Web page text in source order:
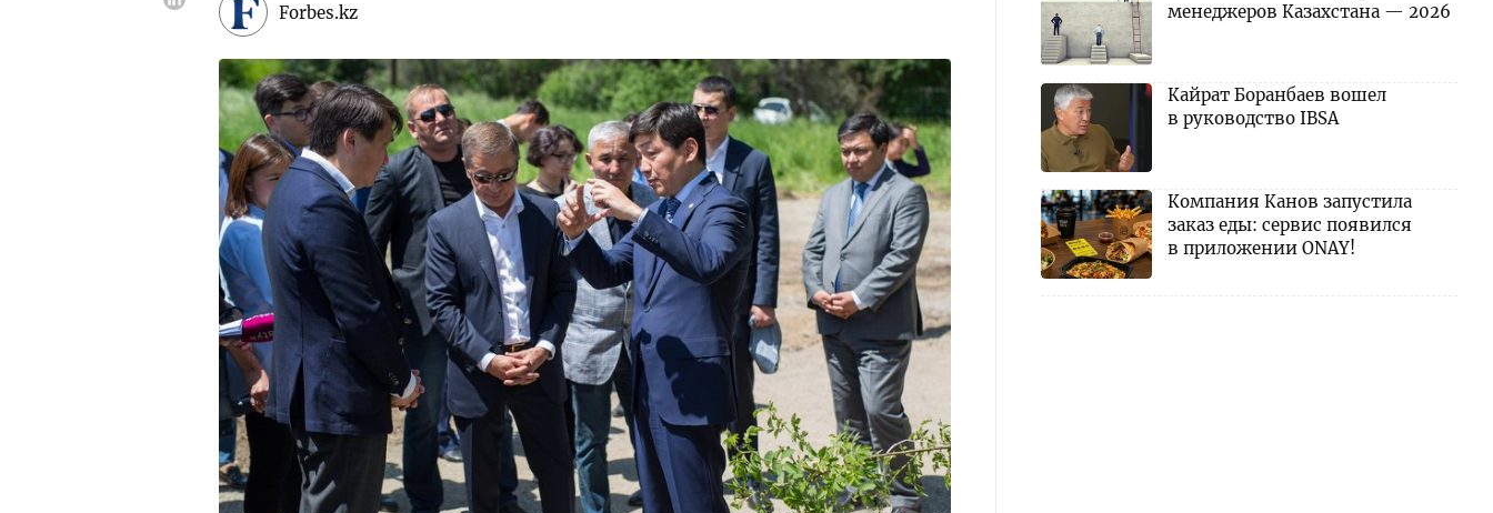
Forbes.kz
менеджеров Казахстана — 2026
Кайрат Боранбаев вошел
в руководство IBSA
Компания Канов запустила
заказ еды: сервис появился
в приложении ONAY!